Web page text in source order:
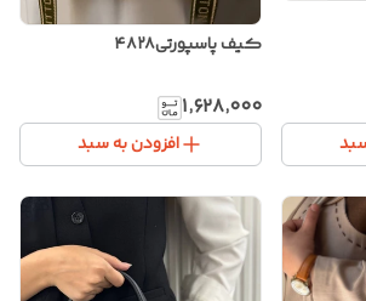
کیف پاسپورتی۴۸۲۸
۱٬۶۲۸٬۰۰۰
افزودن به سبد